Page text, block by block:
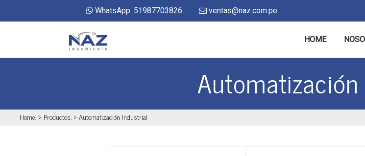
WhatsApp: 51987703826 ventas@naz.com.pe
HOME
Home . > Productos . >Automatización Industrial